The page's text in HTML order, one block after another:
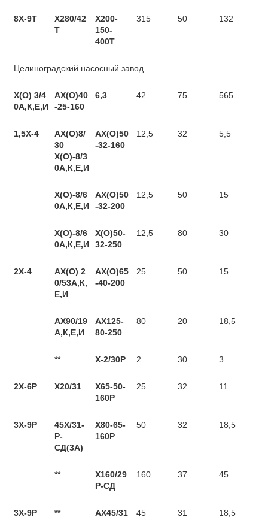
8Х-9Т
Х280/42
Т
Х200-
150-
400Т
315 50 132
Целиноградский насосный завод
Х(О) 3/4
0А,К,Е,И
АХ(О)40
-25-160
6,3 42 75 565
1,5X-4
АХ(О)8/
30
Х(О)-8/3
0А,К,Е,И
АХ(О)50
-32-160
12,5 32 5,5
Х(О)-8/6
0А,К,Е,И
АХ(О)50
-32-200
12,5 50 15
Х(О)-8/6
0А,К,Е,И
Х(О)50-
32-250
12,5 80 30
2X-4 АХ(О) 2
0/53А,К,
Е,И
АХ(О)65
-40-200
25 50 15
АХ90/19
А,К,Е,И
АХ125-
80-250
80 20 18,5
** Х-2/30Р 2 30 3
2X-6P Х20/31
Х65-50-
160Р
25 32 11
3X-9P
45Х/31-
Р-
СД(3А)
Х80-65-
160Р
50 32 18,5
**
Х160/29
Р-СД
160 37 45
3X-9P ** АХ45/31 45 31 18,5